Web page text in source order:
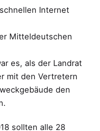
Internet
Mitteldeutschen
es, als der Landrat
mit den Vertretern
den
sollten alle 28